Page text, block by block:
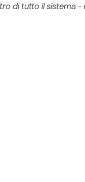
di tutto il sistema -